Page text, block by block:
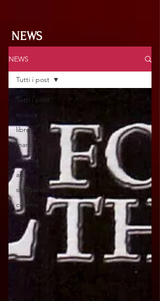
NEWS
NEWS
Tutti i post
musica
libro
mare
venezia
arte
spettacolo
cinema
Tutti i post